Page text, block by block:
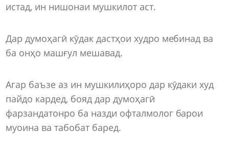
истад, ин нишонаи мушкилот аст.
Дар думоҳагӣ кӯдак дастҳои худро мебинад ва
ба онҳо машғул мешавад.
Агар баъзе аз ин мушкилиҳоро дар кӯдаки худ
пайдо кардед, бояд дар думоҳагӣ
фарзандатонро ба назди офталмолог барои
муоина ва табобат баред.